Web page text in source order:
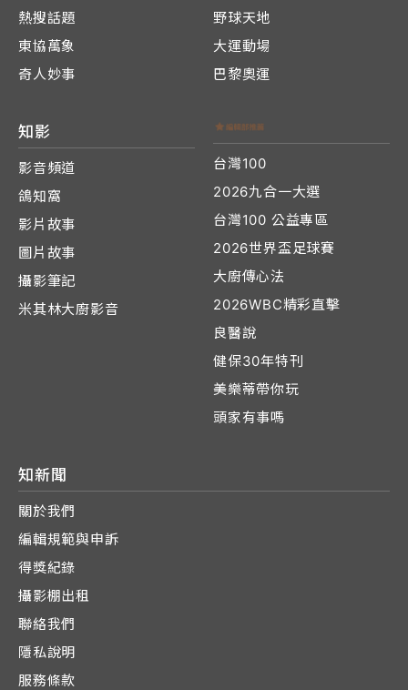
熱搜話題
東協萬象
奇人妙事
野球天地
大運動場
巴黎奧運
知影
影音頻道
鴿知窩
影片故事
圖片故事
攝影筆記
米其林大廚影音
台灣100
2026九合一大選
台灣100 公益專區
2026世界盃足球賽
大廚傳心法
2026WBC精彩直擊
良醫說
健保30年特刊
美樂蒂帶你玩
頭家有事嗎
知新聞
關於我們
編輯規範與申訴
得獎紀錄
攝影棚出租
聯絡我們
隱私說明
服務條款